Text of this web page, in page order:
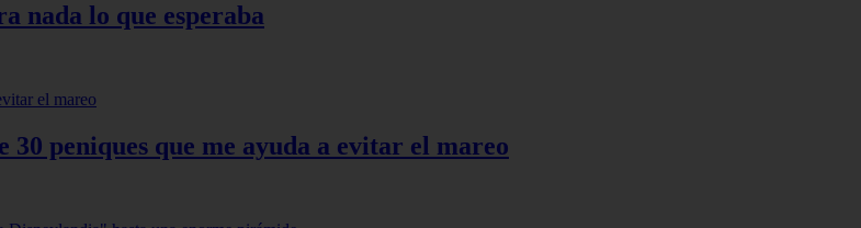
nada lo que esperaba
peniques que me ayuda a evitar el mareo